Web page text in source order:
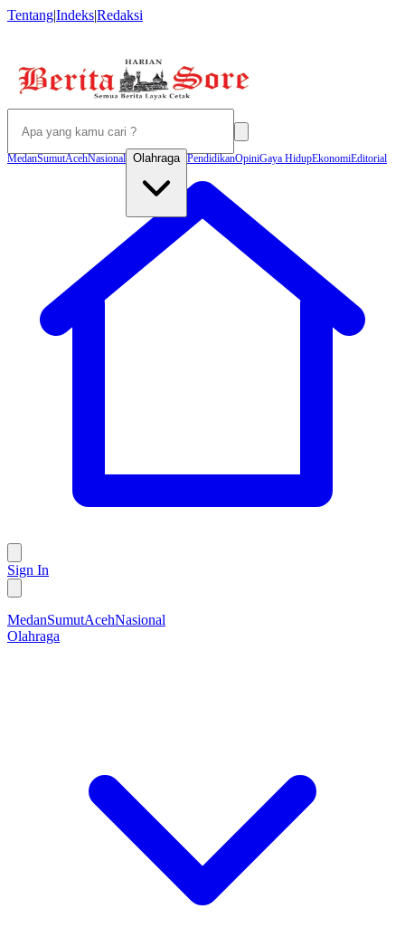
Tentang|Indeks|Redaksi
MedanSumutAcehNasional Olahraga PendidikanOpiniGaya HidupEkonomiEditorial
Sign In
MedanSumutAcehNasional
Olahraga